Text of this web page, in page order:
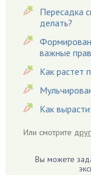
Вишня
Вредители
Гардения
Гацания
Гвоздики
Георгины
Герань
Гиппеаструм
Пересадка
делать?
важные
Как растет
Как
Или смотрите
Вы можете